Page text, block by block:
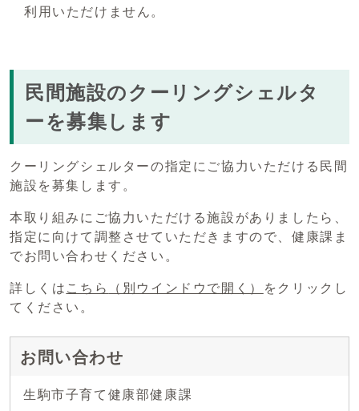
利用いただけません。
民間施設のクーリングシェルタ
ーを募集します
クーリングシェルターの指定にご協力いただける民間
施設を募集します。
本取り組みにご協力いただける施設がありましたら、
指定に向けて調整させていただきますので、健康課ま
でお問い合わせください。
詳しくは こちら （別ウインドウで開く）
をクリックし
てください。
お問い合わせ
生駒市子育て健康部健康課